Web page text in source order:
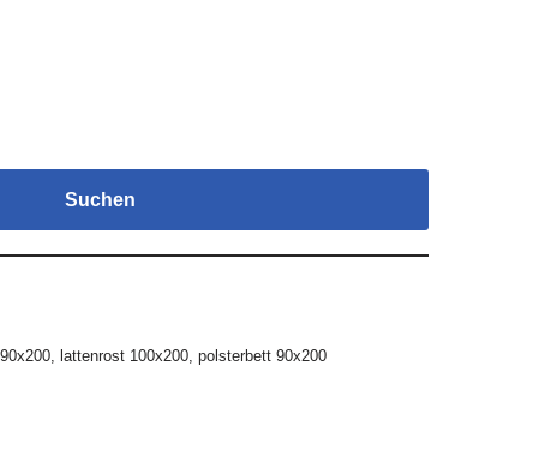
Suchen
, lattenrost 100x200, polsterbett 90x200